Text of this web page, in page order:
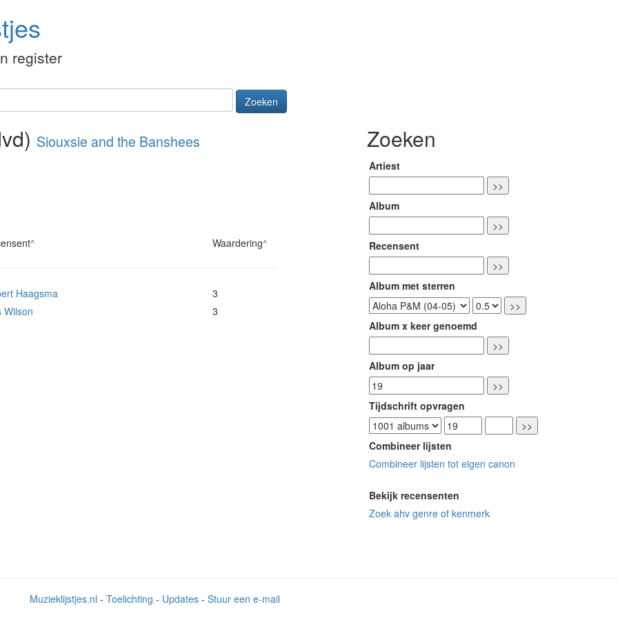
register
Zoeken
Siouxsie and the Banshees
^ Waardering^
Haagsma
3
Wilson 3
Zoeken
Artiest
Album
Recensent
Album met sterren
Album x keer genoemd
Album op jaar
Tijdschrift opvragen
Combineer lijsten
Combineer lijsten tot eigen canon
Bekijk recensenten
Zoek ahv genre of kenmerk
Muzieklijstjes.nl - Toelichting - Updates- Stuur een e-mail